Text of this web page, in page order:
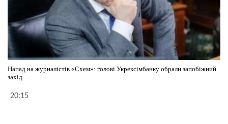
Напад на журналістів «Схем»: голові Укрексімбанку обрали запобіжний
захід
20:15